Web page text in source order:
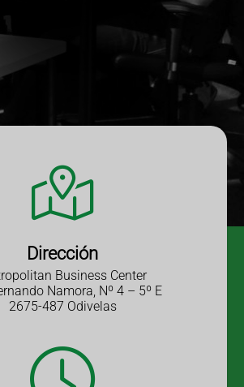
Dirección
Business Center
Namora, Nº 4 – 5º E
2675-487 Odivelas